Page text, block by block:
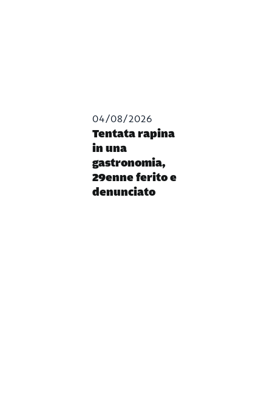
04/08/2026
Tentata rapina
in una
gastronomia,
29enne ferito e
denunciato